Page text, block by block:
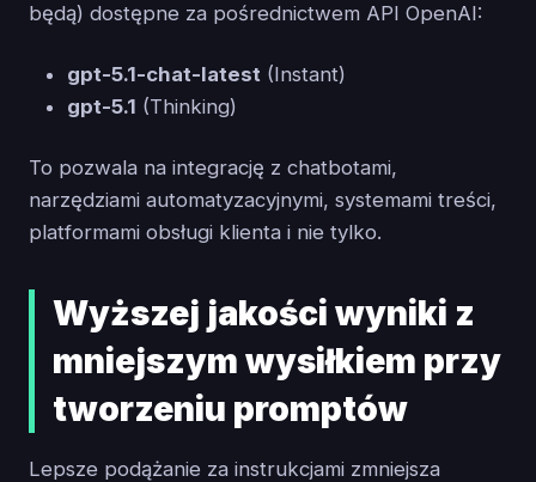
będą) dostępne za pośrednictwem API OpenAI:
gpt-5.1-chat-latest (Instant)
gpt-5.1 (Thinking)
To pozwala na integrację z chatbotami,
narzędziami automatyzacyjnymi, systemami treści,
platformami obsługi klienta i nie tylko.
Wyższej jakości wyniki z
mniejszym wysiłkiem przy
tworzeniu promptów
Lepsze podążanie za instrukcjami zmniejsza